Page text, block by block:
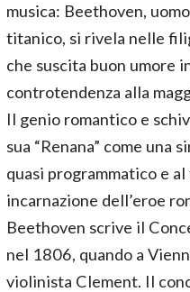
musica: Beethoven,
titanico, si rivela nelle
che suscita buon umore
controtendenza alla
Il genio romantico e
sua “Renana” come una
quasi programmatico e
incarnazione dell’eroe
Beethoven scrive il
nel 1806, quando a
violinista Clement. Il